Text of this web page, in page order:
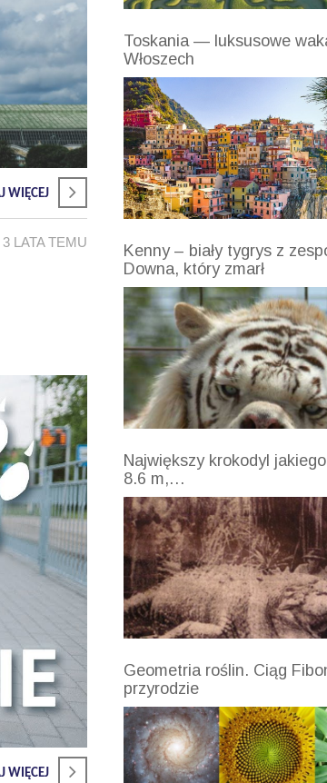
WIĘCEJ
3 LATA TEMU
WIĘCEJ
Toskania — luksusowe
Włoszech
Kenny – biały tygrys z
Downa, który zmarł
Największy krokodyl
8.6 m,…
Geometria roślin. Ciąg
przyrodzie